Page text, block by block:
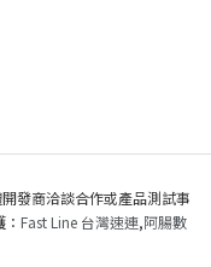
發商洽談合作或產品測試事
Fast Line 台灣速連,阿腸數